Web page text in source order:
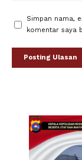
Simpan nama,
komentar saya